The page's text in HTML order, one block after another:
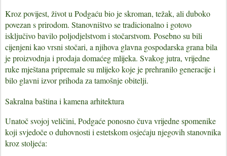
Kroz povijest, život u Podgaću bio je skroman, težak, ali duboko
povezan s prirodom. Stanovništvo se tradicionalno i gotovo
isključivo bavilopoljodjelstvom i stočarstvom. Posebno su bili
cijenjeni kao vrsni stočari, a njihova glavna gospodarska grana bila
je proizvodnja i prodaja domaćeg mlijeka. Svakog jutra, vrijedne
ruke mještana pripremale su mlijeko koje je prehranilo generacije i
bilo glavni izvor prihoda za tamošnje obitelji.
Sakralna baština i kamena arhitektura
Unatoč svojoj veličini, Podgaće ponosno čuva vrijedne spomenike
koji svjedoče o duhovnosti i estetskom osjećaju njegovih stanovnika
kroz stoljeća: